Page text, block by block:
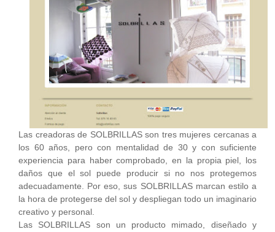
Las creadoras de SOLBRILLAS son tres mujeres cercanas a
los 60 años, pero con mentalidad de 30 y con suficiente
experiencia para haber comprobado, en la propia piel, los
daños que el sol puede producir si no nos protegemos
adecuadamente. Por eso, sus SOLBRILLAS marcan estilo a
la hora de protegerse del sol y despliegan todo un imaginario
creativo y personal.
Las SOLBRILLAS son un producto mimado, diseñado y